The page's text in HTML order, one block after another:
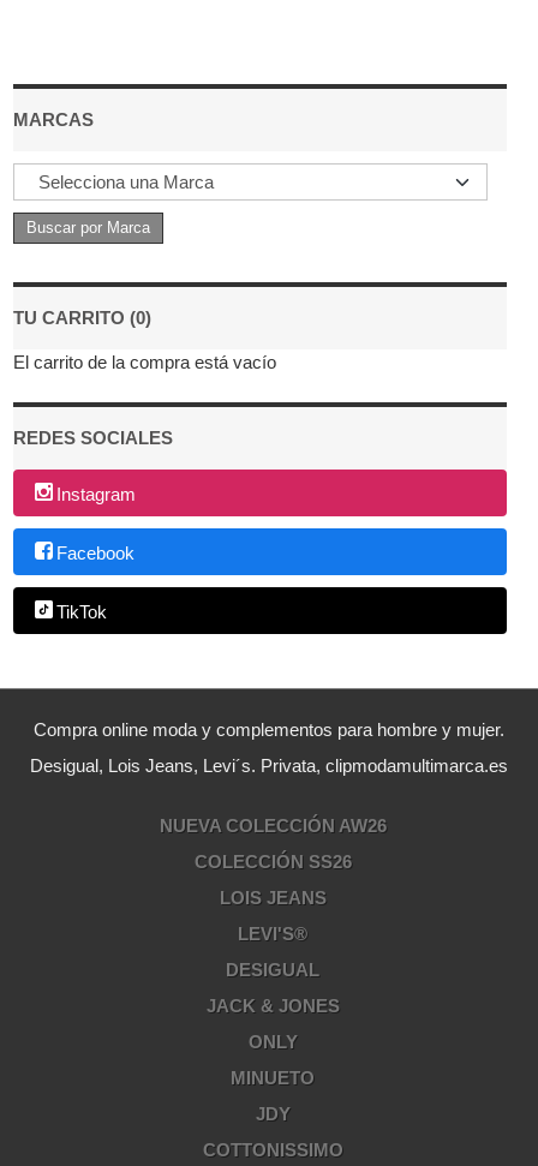
MARCAS
TU CARRITO (0)
El carrito de la compra está vacío
REDES SOCIALES
Instagram
Facebook
TikTok
Compra online moda y complementos para hombre y mujer.
Desigual, Lois Jeans, Levi´s. Privata, clipmodamultimarca.es
NUEVA COLECCIÓN AW26
COLECCIÓN SS26
LOIS JEANS
LEVI'S®
DESIGUAL
JACK & JONES
ONLY
MINUETO
JDY
COTTONISSIMO